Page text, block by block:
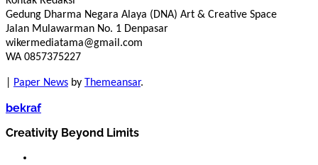
Gedung Dharma Negara Alaya (DNA) Art & Creative Space
Jalan Mulawarman No. 1 Denpasar
wikermediatama@gmail.com
WA 0857375227
Paper News by Themeansar.
bekraf
Creativity Beyond Limits